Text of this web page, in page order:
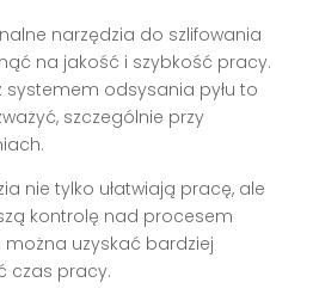
narzędzia do szlifowania
na jakość i szybkość pracy.
systemem odsysania pyłu to
szczególnie przy
nie tylko ułatwiają pracę, ale
kontrolę nad procesem
można uzyskać bardziej
czas pracy.